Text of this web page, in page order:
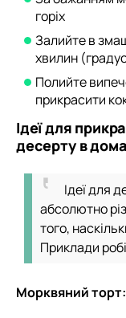
горіх
Залийте в
хвилин
Полийте
прикрасити
Ідеї для
десерту в
Ідеї для
абсолютно
того,
Приклади
Морквяний торт: